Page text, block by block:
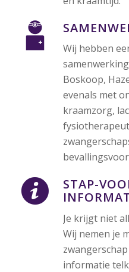
Wij hebben
Boskoop,
evenals met
kraamzorg,
STAP-
Je krijgt niet
Wij nemen je
informatie